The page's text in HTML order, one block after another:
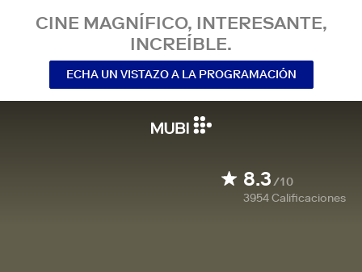
CINE MAGNÍFICO, INTERESANTE,
INCREÍBLE.
ECHA UN VISTAZO A LA PROGRAMACIÓN
8.3/10
3954Calificaciones